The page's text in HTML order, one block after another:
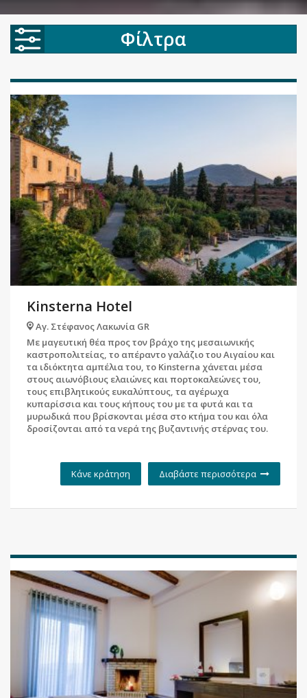
Φίλτρα
Kinsterna Hotel
Αγ. Στέφανος Λακωνία GR
Με μαγευτική θέα προς τον βράχο της μεσαιωνικής
καστροπολιτείας, το απέραντο γαλάζιο του Αιγαίου και
τα ιδιόκτητα αμπέλια του, το Kinsterna χάνεται μέσα
στους αιωνόβιους ελαιώνες και πορτοκαλεώνες του,
τους επιβλητικούς ευκαλύπτους, τα αγέρωχα
κυπαρίσσια και τους κήπους του με τα φυτά και τα
μυρωδικά που βρίσκονται μέσα στο κτήμα του και όλα
δροσίζονται από τα νερά της βυζαντινής στέρνας του.
Διαβάστε περισσότερα
Κάνε κράτηση